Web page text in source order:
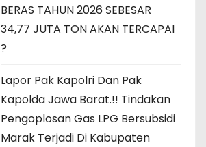
BERAS TAHUN 2026 SEBESAR
34,77 JUTA TON AKAN TERCAPAI
?
Lapor Pak Kapolri Dan Pak
Kapolda Jawa Barat.!! Tindakan
Pengoplosan Gas LPG Bersubsidi
Marak Terjadi Di Kabupaten